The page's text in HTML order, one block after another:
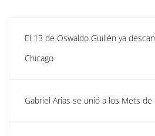
El 13 de Oswaldo Guillén ya
Chicago
Gabriel Arias se unió a los Mets de